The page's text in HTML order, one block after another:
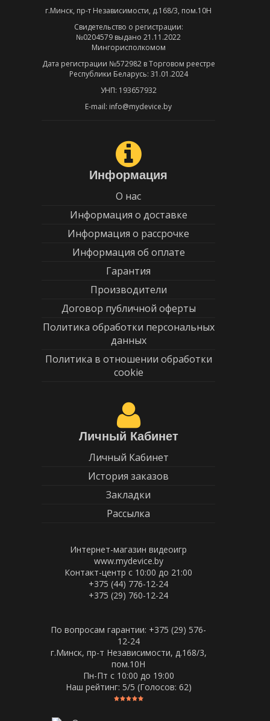
г.Минск, пр-т Независимости, д.168/3, пом.10Н
Свидетельство о регистрации:
№0204579 выдано 21.11.2022
Мингорисполкомом
Дата регистрации №572982 в Торговом реестре
Республики Беларусь: 31.01.2024
УНП: 193657932
E-mail: info@mydevice.by
Информация
О нас
Информация о доставке
Информация о рассрочке
Информация об оплате
Гарантия
Производители
Договор публичной оферты
Политика обработки персональных
данных
Политика в отношении обработки
cookie
Личный Кабинет
Личный Кабинет
История заказов
Закладки
Рассылка
Интернет-магазин видеоигр
www.mydevice.by
Контакт-центр с 10:00 до 21:00
+375 (44) 776-12-24
+375 (29) 760-12-24
По вопросам гарантии: +375 (29) 576-
12-24
г.Минск, пр-т Независимости, д.168/3,
пом.10Н
Пн-Пт c 10:00 до 19:00
Наш рейтинг: 5/5 (Голосов: 62)